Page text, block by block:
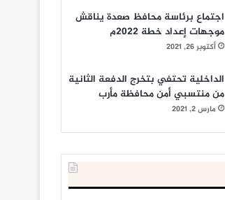
اجتماع برئاسة محافظ صعدة يناقش
موجهات إعداد خطة 2022م
أكتوبر 26, 2021
الداخلية تحتفي بتخرج الدفعة الثانية
من منتسبي أمن محافظة مأرب
مارس 2, 2021